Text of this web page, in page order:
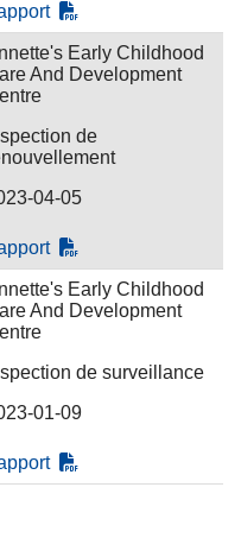
Early Childhood
And Development
de
04-05
Early Childhood
And Development
de surveillance
01-09